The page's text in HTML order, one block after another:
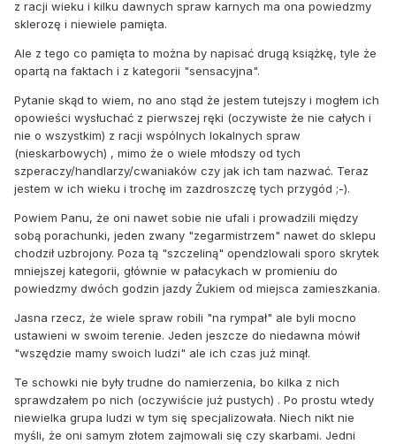
z racji wieku i kilku dawnych spraw karnych ma ona powiedzmy
sklerozę i niewiele pamięta.
Ale z tego co pamięta to można by napisać drugą książkę, tyle że
opartą na faktach i z kategorii "sensacyjna".
Pytanie skąd to wiem, no ano stąd że jestem tutejszy i mogłem ich
opowieści wysłuchać z pierwszej ręki (oczywiste że nie całych i
nie o wszystkim) z racji wspólnych lokalnych spraw
(nieskarbowych) , mimo że o wiele młodszy od tych
szperaczy/handlarzy/cwaniaków czy jak ich tam nazwać. Teraz
jestem w ich wieku i trochę im zazdroszczę tych przygód ;-).
Powiem Panu, że oni nawet sobie nie ufali i prowadzili między
sobą porachunki, jeden zwany "zegarmistrzem" nawet do sklepu
chodził uzbrojony. Poza tą "szczeliną" opendzlowali sporo skrytek
mniejszej kategorii, głównie w pałacykach w promieniu do
powiedzmy dwóch godzin jazdy Żukiem od miejsca zamieszkania.
Jasna rzecz, że wiele spraw robili "na rympał" ale byli mocno
ustawieni w swoim terenie. Jeden jeszcze do niedawna mówił
"wszędzie mamy swoich ludzi" ale ich czas już minął.
Te schowki nie były trudne do namierzenia, bo kilka z nich
sprawdzałem po nich (oczywiście już pustych) . Po prostu wtedy
niewielka grupa ludzi w tym się specjalizowała. Niech nikt nie
myśli, że oni samym złotem zajmowali się czy skarbami. Jedni